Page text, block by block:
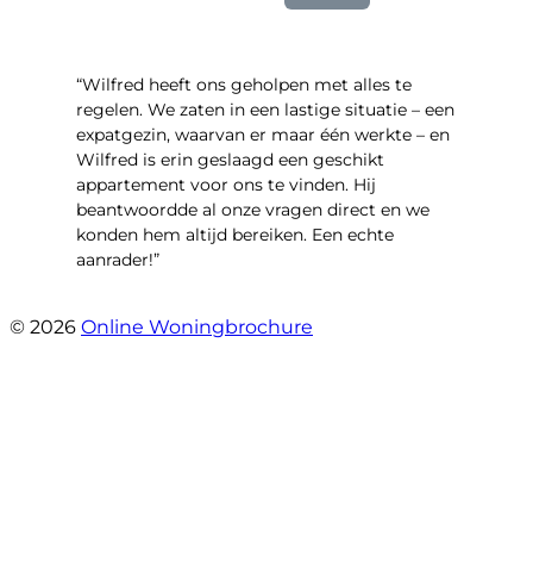
“Wilfred heeft ons geholpen met alles te
regelen. We zaten in een lastige situatie – een
expatgezin, waarvan er maar één werkte – en
Wilfred is erin geslaagd een geschikt
appartement voor ons te vinden. Hij
beantwoordde al onze vragen direct en we
konden hem altijd bereiken. Een echte
aanrader!”
© 2026 Online Woningbrochure